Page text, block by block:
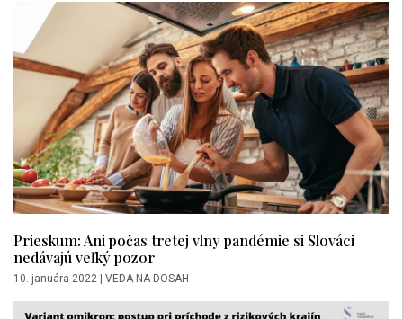
Prieskum: Ani počas tretej vlny pandémie si Slováci
nedávajú veľký pozor
10. januára 2022 VEDA NA DOSAH